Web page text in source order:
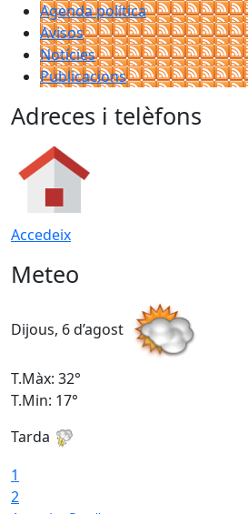
Agenda política
Avisos
Notícies
Publicacions
Adreces i telèfons
Accedeix
Meteo
Dijous, 6 d’agost
T.Màx: 32°
T.Min: 17°
Tarda
1
2